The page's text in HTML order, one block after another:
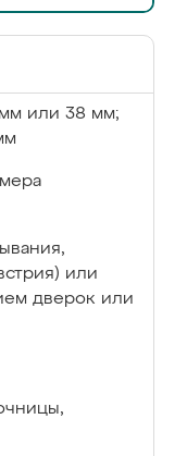
мм или 38 мм;
или
дверок или